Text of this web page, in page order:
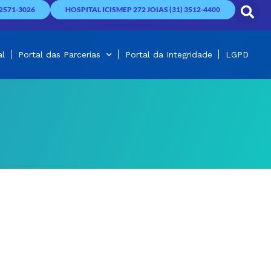
3026 HOSPITAL ICISMEP 272 JOIAS (31) 3512-4400
Portal das Parcerias Portal da Integridade LGPD